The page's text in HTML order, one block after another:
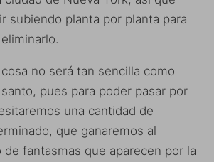
subiendo planta por planta para
no será tan sencilla como
pues para poder pasar por
una cantidad de
que ganaremos al
de fantasmas que aparecen por la